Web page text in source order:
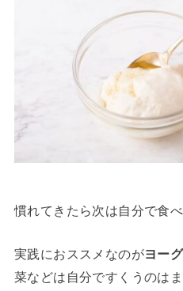
慣れてきたら次は自分で食べ
実践におススメなのがヨー
菜などは自分ですくうのは